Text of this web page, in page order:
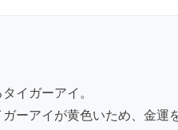
イガーアイ。
ーアイが黄色いため、金運